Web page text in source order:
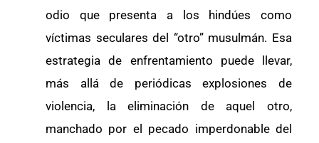
odio que presenta a los hindúes como
víctimas seculares del “otro” musulmán. Esa
estrategia de enfrentamiento puede llevar,
más allá de periódicas explosiones de
violencia, la eliminación de aquel otro,
manchado por el pecado imperdonable del